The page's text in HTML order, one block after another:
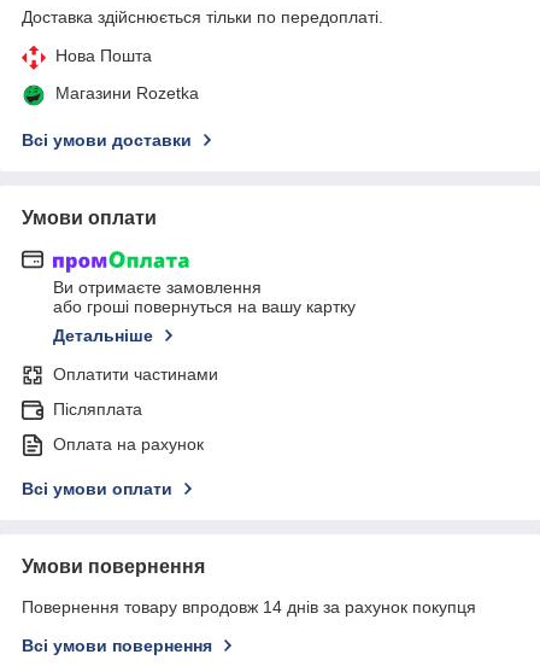
Доставка здійснюється тільки по передоплаті.
Нова Пошта
Магазини Rozetka
Всі умови доставки
Умови оплати
Ви отримаєте замовлення
або гроші повернуться на вашу картку
Детальніше
Оплатити частинами
Післяплата
Оплата на рахунок
Всі умови оплати
Умови повернення
Повернення товару впродовж 14 днів за рахунок покупця
Всі умови повернення